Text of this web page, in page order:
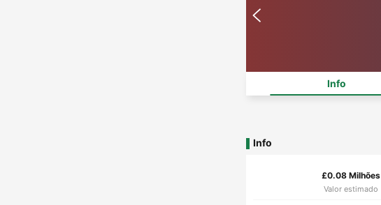
Info
Info
£0.08 Milhões
Valor estimado